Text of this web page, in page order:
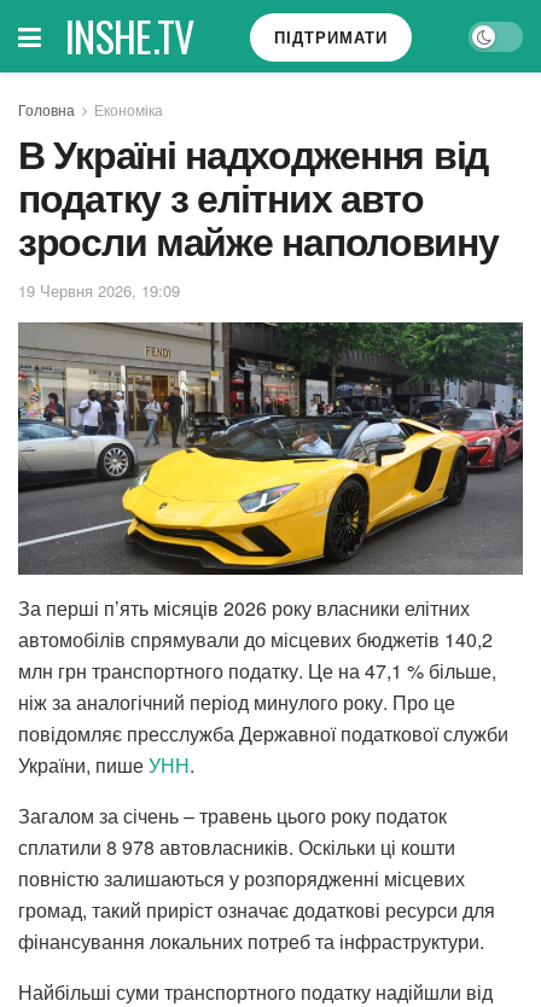
INSHE.TV ПІДТРИМАТИ
Головна Економіка
В Україні надходження від
податку з елітних авто
зросли майже наполовину
19 Червня 2026, 19:09
За перші п’ять місяців 2026 року власники елітних
автомобілів спрямували до місцевих бюджетів 140,2
млн грн транспортного податку. Це на 47,1 % більше,
ніж за аналогічний період минулого року. Про це
повідомляє пресслужба Державної податкової служби
України, пишеУНН.
Загалом за січень – травень цього року податок
сплатили 8 978 автовласників. Оскільки ці кошти
повністю залишаються у розпорядженні місцевих
громад, такий приріст означає додаткові ресурси для
фінансування локальних потреб та інфраструктури.
Найбільші суми транспортного податку надійшли від